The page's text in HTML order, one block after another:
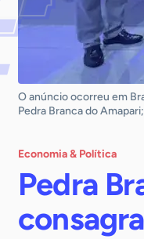
O anúncio ocorreu em
Pedra Branca do
Economia & Política
Pedra